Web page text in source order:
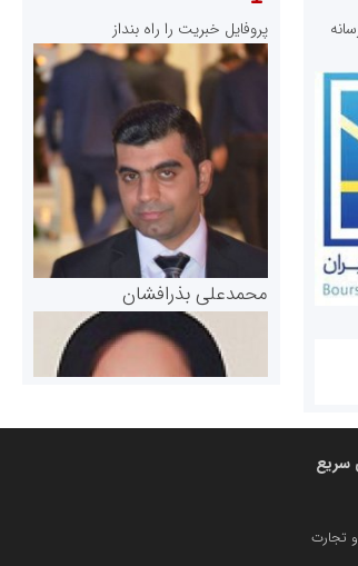
پروفایل خبریت را راه بنداز
محمدعلی بذرافشان
سریع
تجارت